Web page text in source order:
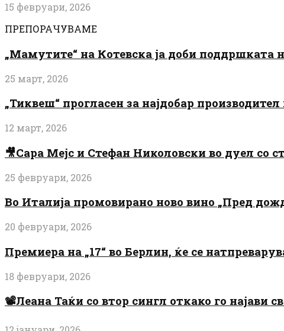
15 февруари, 2026
ПРЕПОРАЧУВАМЕ
„Мамутите“ на Котевска ја доби поддршката
25 март, 2026
„Тиквеш“ прогласен за најдобар
12 март, 2026
🎥Сара Мејс и Стефан Николовски во дуел со
25 февруари, 2026
Во Италија промовирано ново вино „Пред
20 февруари, 2026
Премиера на „17“ во Берлин, ќе се
18 февруари, 2026
📽️Леана Таќи со втор сингл откако го најави